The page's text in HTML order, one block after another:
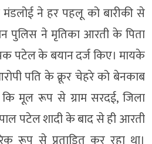
ने हर पहलू को बारीकी से
पुलिस ने मृतिका आरती के पिता
पटेल के बयान दर्ज किए। मायके
पति के क्रूर चेहरे को बेनकाब
मूल रूप से ग्राम सरदई, जिला
पटेल शादी के बाद से ही आरती